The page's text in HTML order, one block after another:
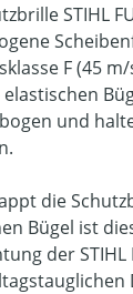
STIHL
F (45
und
die
Bügel ist
der